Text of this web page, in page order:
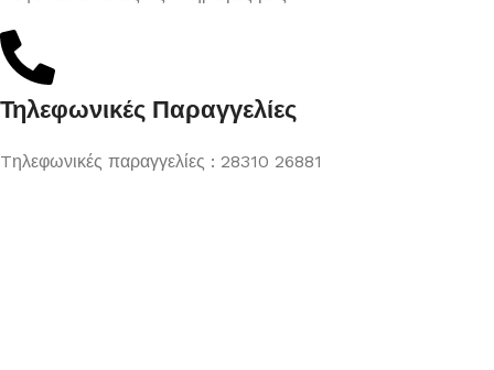
Τηλεφωνικές Παραγγελίες
Tηλεφωνικές παραγγελίες : 28310 26881